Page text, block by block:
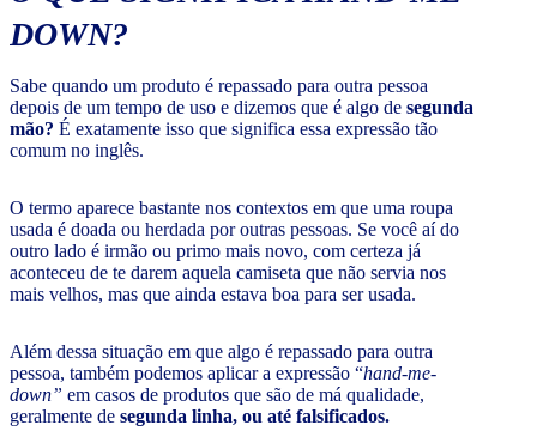
DOWN?
Sabe quando um produto é repassado para outra pessoa
depois de um tempo de uso e dizemos que é algo de segunda
mão? É exatamente isso que significa essa expressão tão
comum no inglês.
O termo aparece bastante nos contextos em que uma roupa
usada é doada ou herdada por outras pessoas. Se você aí do
outro lado é irmão ou primo mais novo, com certeza já
aconteceu de te darem aquela camiseta que não servia nos
mais velhos, mas que ainda estava boa para ser usada.
Além dessa situação em que algo é repassado para outra
pessoa, também podemos aplicar a expressão “hand-me-
down” em casos de produtos que são de má qualidade,
geralmente de segunda linha, ou até falsificados.